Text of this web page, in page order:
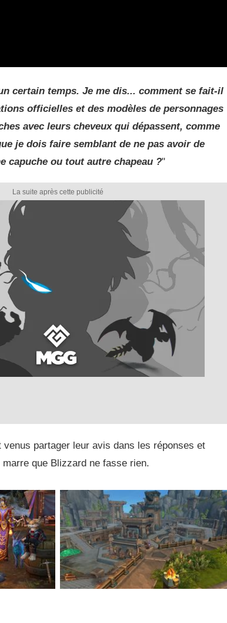
certain temps. Je me dis... comment se fait-il
officielles et des modèles de personnages
avec leurs cheveux qui dépassent, comme
je dois faire semblant de ne pas avoir de
capuche ou tout autre chapeau ?"
partager leur avis dans les réponses et
que Blizzard ne fasse rien.